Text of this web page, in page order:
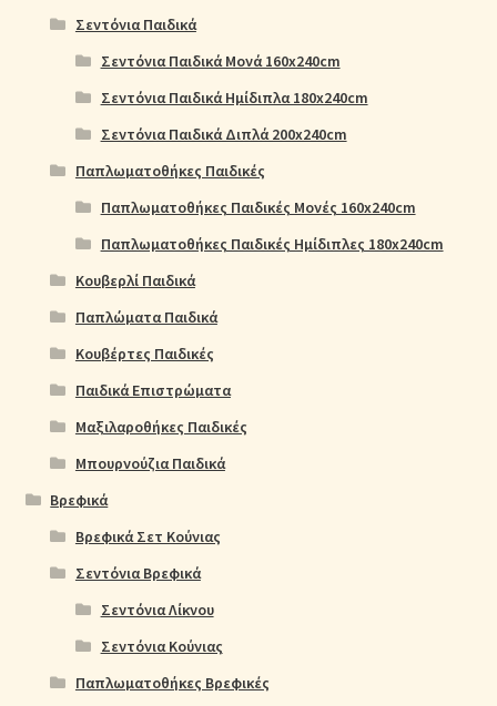
Σεντόνια Παιδικά
Σεντόνια Παιδικά Μονά 160x240cm
Σεντόνια Παιδικά Ημίδιπλα 180x240cm
Σεντόνια Παιδικά Διπλά 200x240cm
Παπλωματοθήκες Παιδικές
Παπλωματοθήκες Παιδικές Μονές 160x240cm
Παπλωματοθήκες Παιδικές Ημίδιπλες 180x240cm
Κουβερλί Παιδικά
Παπλώματα Παιδικά
Κουβέρτες Παιδικές
Παιδικά Επιστρώματα
Μαξιλαροθήκες Παιδικές
Μπουρνούζια Παιδικά
Βρεφικά
Βρεφικά Σετ Κούνιας
Σεντόνια Βρεφικά
Σεντόνια Λίκνου
Σεντόνια Κούνιας
Παπλωματοθήκες Βρεφικές